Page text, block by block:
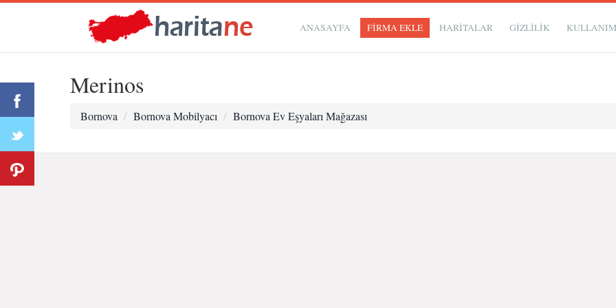
ANASAYFA FİRMA EKLE HARİTALAR GIZLILIK
Merinos
Bornova Bornova Mobilyacı Bornova Ev Eşyaları Mağazası